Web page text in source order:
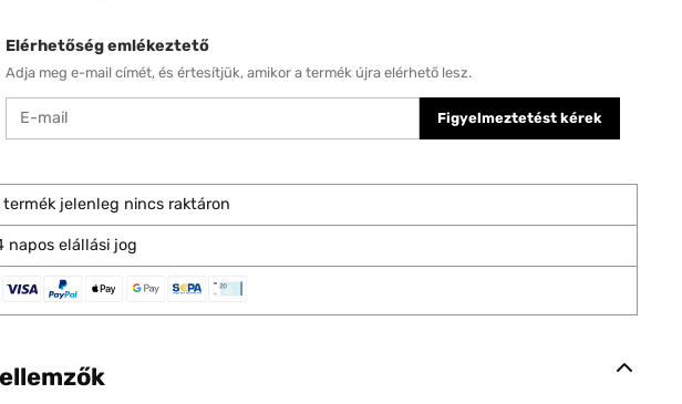
Elérhetőség emlékeztető
Adja meg e-mail címét, és értesítjük, amikor a termék újra elérhető lesz.
Figyelmeztetést kérek
termék jelenleg nincs raktáron
napos elállási jog